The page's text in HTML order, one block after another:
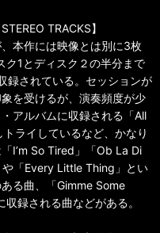
TRACKS】
本作には映像とは別に3枚
ク1とディスク２の半分まで
録されている。セッションが
を受けるが、演奏頻度が少
アルバムに収録される「All
ライしているなど、かなり
I’m So Tired」「Ob La Di
「Every Little Thing」とい
る曲、「Gimme Some
録される曲などがある。